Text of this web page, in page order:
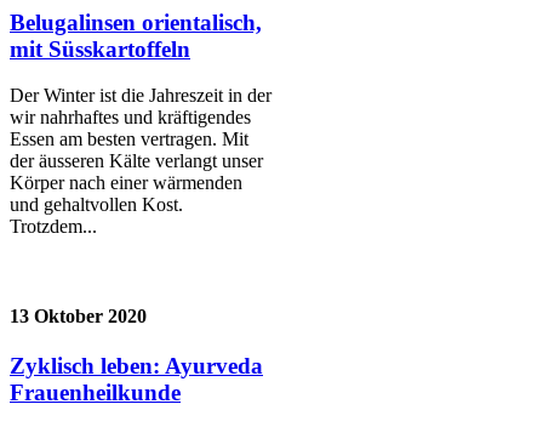
Belugalinsen orientalisch,
mit Süsskartoffeln
Der Winter ist die Jahreszeit in der
wir nahrhaftes und kräftigendes
Essen am besten vertragen. Mit
der äusseren Kälte verlangt unser
Körper nach einer wärmenden
und gehaltvollen Kost.
Trotzdem...
13 Oktober 2020
Zyklisch leben: Ayurveda
Frauenheilkunde